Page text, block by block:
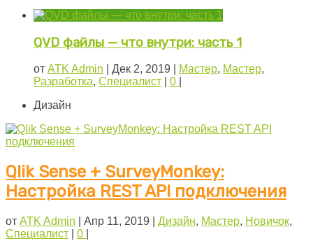
QVD файлы — что внутри: часть 1
от ATK Admin Дек 2, 2019 Мастер, Мастер,
Разработка, Специалист 0
Дизайн
Qlik Sense + SurveyMonkey:
Настройка REST API подключения
от ATK Admin Апр 11, 2019 Дизайн, Мастер, Новичок,
Специалист
0